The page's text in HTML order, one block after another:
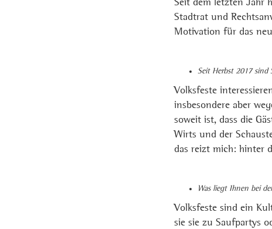
Seit dem letzten Jahr
Stadtrat und
Motivation für das
Seit Herbst 2017 sind
Volksfeste
insbesondere aber
soweit ist, dass die
Wirts und der
das reizt mich: hinter
Was liegt Ihnen bei
Volksfeste sind ein
sie sie zu Saufpartys